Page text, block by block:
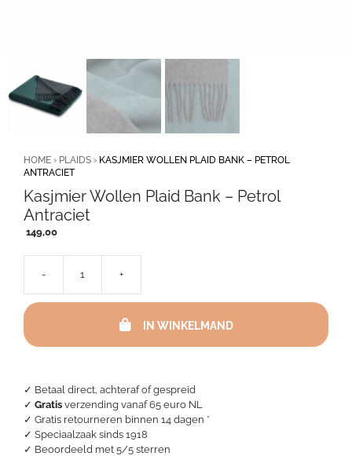
✓ Betaal direct, achteraf of gespreid
✓ Gratis verzending vanaf 65 euro NL
✓ Gratis retourneren binnen 14 dagen *
✓ Speciaalzaak sinds 1918
✓ Beoordeeld met 5/5 sterren
HOME › PLAIDS › KASJMIER WOLLEN PLAID BANK – PETROL
ANTRACIET
Kasjmier Wollen Plaid Bank – Petrol
Antraciet
149,00
-
Wollen
Bank
aantal
+
IN WINKELMAND